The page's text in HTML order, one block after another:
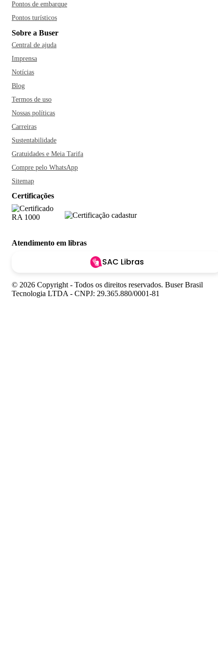
Pontos de embarque
Pontos turísticos
Sobre a Buser
Central de ajuda
Imprensa
Notícias
Blog
Termos de uso
Nossas políticas
Carreiras
Sustentabilidade
Gratuidades e Meia Tarifa
Compre pelo WhatsApp
Sitemap
Certificações
Atendimento em libras
SAC Libras
© 2026 Copyright - Todos os direitos reservados. Buser Brasil
Tecnologia LTDA - CNPJ: 29.365.880/0001-81